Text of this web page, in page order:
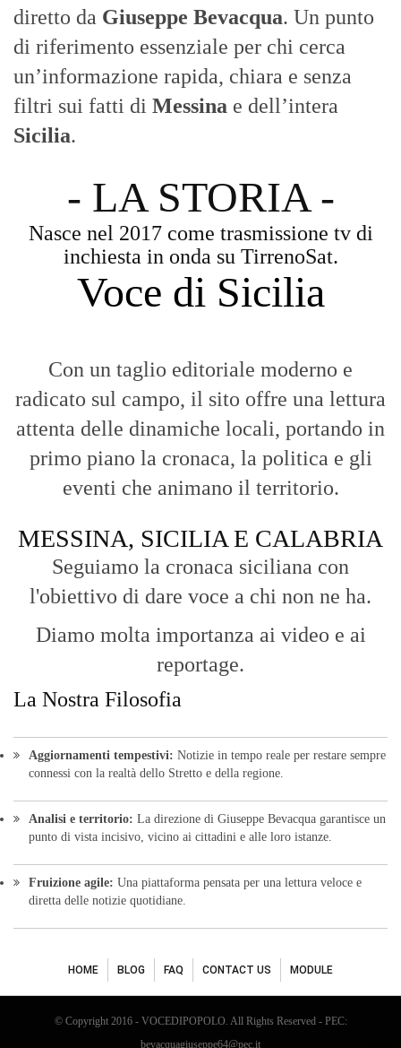
diretto da Giuseppe Bevacqua. Un punto
di riferimento essenziale per chi cerca
un’informazione rapida, chiara e senza
filtri sui fatti di Messina e dell’intera
Sicilia.
- LA STORIA -
Nasce nel 2017 come trasmissione tv di
inchiesta in onda su TirrenoSat.
Voce di Sicilia
Con un taglio editoriale moderno e
radicato sul campo, il sito offre una lettura
attenta delle dinamiche locali, portando in
primo piano la cronaca, la politica e gli
eventi che animano il territorio.
MESSINA, SICILIA E CALABRIA
Seguiamo la cronaca siciliana con
l'obiettivo di dare voce a chi non ne ha.
Diamo molta importanza ai video e ai
reportage.
La Nostra Filosofia
Aggiornamenti tempestivi: Notizie in tempo reale per restare sempre
connessi con la realtà dello Stretto e della regione.
Analisi e territorio: La direzione di Giuseppe Bevacqua garantisce un
punto di vista incisivo, vicino ai cittadini e alle loro istanze.
Fruizione agile: Una piattaforma pensata per una lettura veloce e
diretta delle notizie quotidiane.
HOME BLOG FAQ CONTACT US MODULE
© Copyright 2016 - VOCEDIPOPOLO. All Rights Reserved - PEC:
bevacquagiuseppe64@pec.it